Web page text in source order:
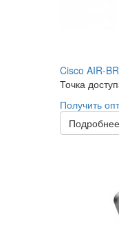
Cisco AIR-
Точка
Получить
Подробнее